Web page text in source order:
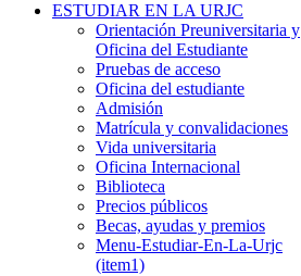
ESTUDIAR EN LA URJC
Orientación Preuniversitaria y
Oficina del Estudiante
Pruebas de acceso
Oficina del estudiante
Admisión
Matrícula y convalidaciones
Vida universitaria
Oficina Internacional
Biblioteca
Precios públicos
Becas, ayudas y premios
Menu-Estudiar-En-La-Urjc
(item1)